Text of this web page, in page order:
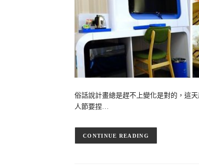
俗話說計畫總是趕不上變化是對的，這
人節要捏…
CONTINUE READING